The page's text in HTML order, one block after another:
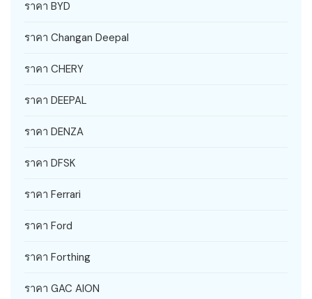
ราคา BYD
ราคา Changan Deepal
ราคา CHERY
ราคา DEEPAL
ราคา DENZA
ราคา DFSK
ราคา Ferrari
ราคา Ford
ราคา Forthing
ราคา GAC AION